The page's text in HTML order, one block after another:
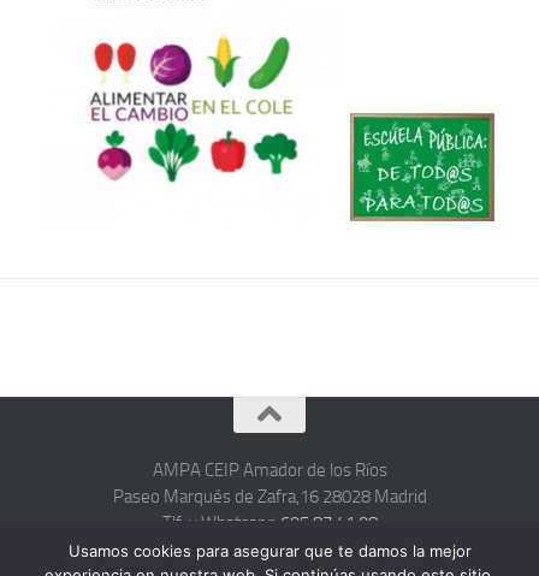
AMPA CEIP Amador de los Ríos
Paseo Marqués de Zafra,16 28028 Madrid
Tlf. y Whatsapp 695 87 41 08
hola@ampacolegioamadordelosrios.com
Usamos cookies para asegurar que te damos la mejor